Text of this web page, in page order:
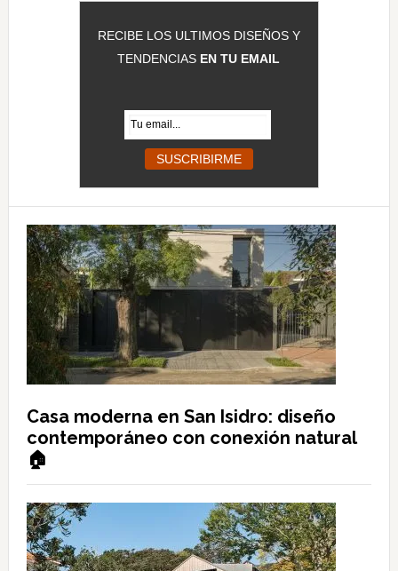
RECIBE LOS ULTIMOS DISEÑOS Y
TENDENCIAS EN TU EMAIL
Casa moderna en San Isidro: diseño
contemporáneo con conexión natural
🏠